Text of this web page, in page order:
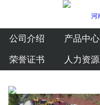
公司介绍 产品中心
荣誉证书 人力资源